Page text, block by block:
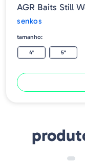
AGR Baits Still
senkos
tamanho:
4" 5"